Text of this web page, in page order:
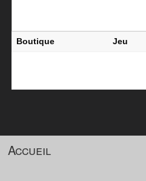
Boutique Jeu
Accueil